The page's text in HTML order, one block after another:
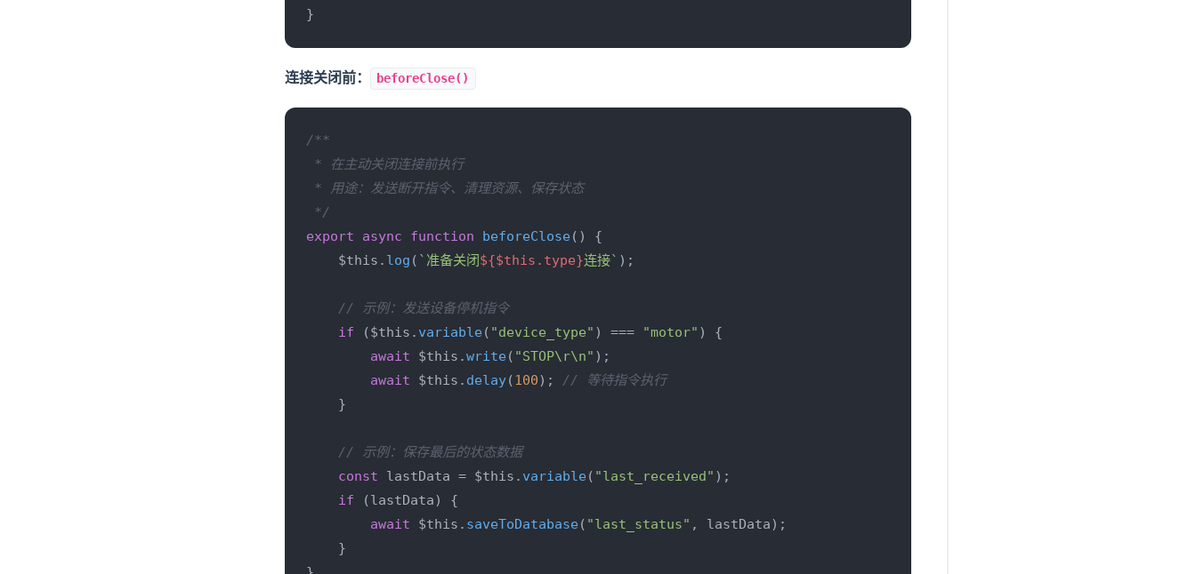
}
连接关闭前： beforeClose()
/**
* 在主动关闭连接前执行
* 用途：发送断开指令、清理资源、保存状态
*/
export
async function beforeClose( ) {
    $this.
log ( `准备关闭 ${$this.type}连接` );
// 示例：发送设备停机指令
if ($this. variable( "device_type" ) === "motor" ) {
await $this.write( "STOP\r\n" );
await $this. delay(100); // 等待指令执行
    }
// 示例：保存最后的状态数据
const lastData = $this. variable( "last_received" );
if (lastData) {
await $this. saveToDatabase( "last_status" , lastData);
    }